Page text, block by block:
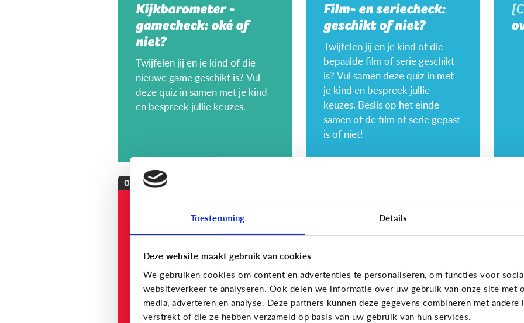
Toestemming Details
Deze website maakt gebruik van cookies
We gebruiken cookies om content en advertenties te personaliseren, om functies voor
websiteverkeer te analyseren. Ook delen we informatie over uw gebruik van onze site met
media, adverteren en analyse. Deze partners kunnen deze gegevens combineren met
verstrekt of die ze hebben verzameld op basis van uw gebruik van hun services.
Kijkbarometer -
gamecheck: oké of
niet?
Twijfelen jij en je kind of die
nieuwe game geschikt is? Vul
deze quiz in samen met je kind
en bespreek jullie keuzes.
Film- en seriecheck:
geschikt of niet?
Twijfelen jij en je kind of die
bepaalde film of serie geschikt
is? Vul samen deze quiz in met
je kind en bespreek jullie
keuzes. Beslis op het einde
samen of de film of serie gepast
is of niet!
Opvoeding
MediaNest Cijfers
2023 - Kom alles te
weten over het
mediagebruik en de
mediaopvoeding in
gezinnen
content voor mijn
kind?